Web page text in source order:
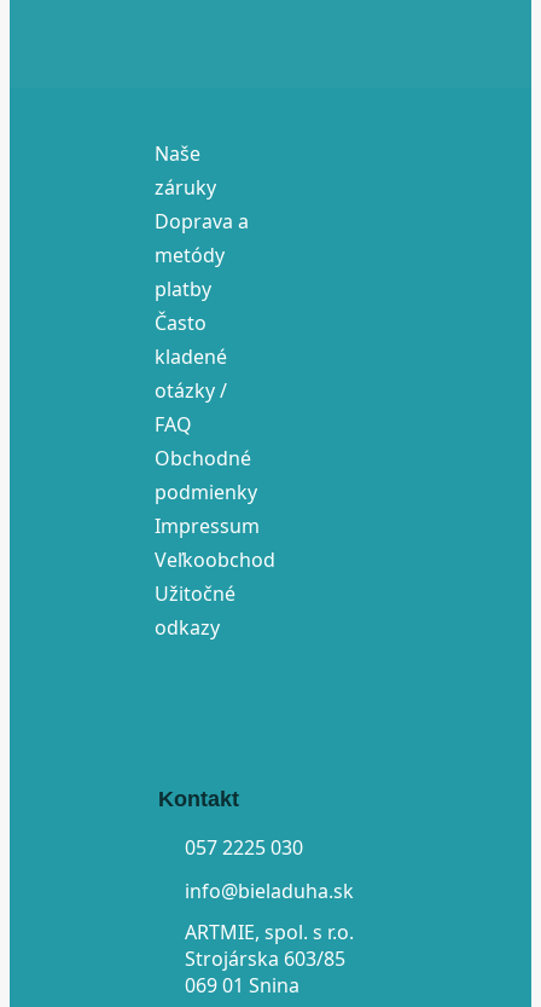
Naše
záruky
Doprava a
metódy
platby
Často
kladené
otázky /
FAQ
Obchodné
podmienky
Impressum
Veľkoobchod
Užitočné
odkazy
Kontakt
057 2225 030
info@bieladuha.sk
ARTMIE, spol. s r.o.
Strojárska 603/85
069 01 Snina